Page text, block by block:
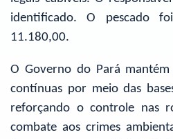
identificado. O pescado
11.180,00.
O Governo do Pará mantém
contínuas por meio das
reforçando o controle nas
combate aos crimes